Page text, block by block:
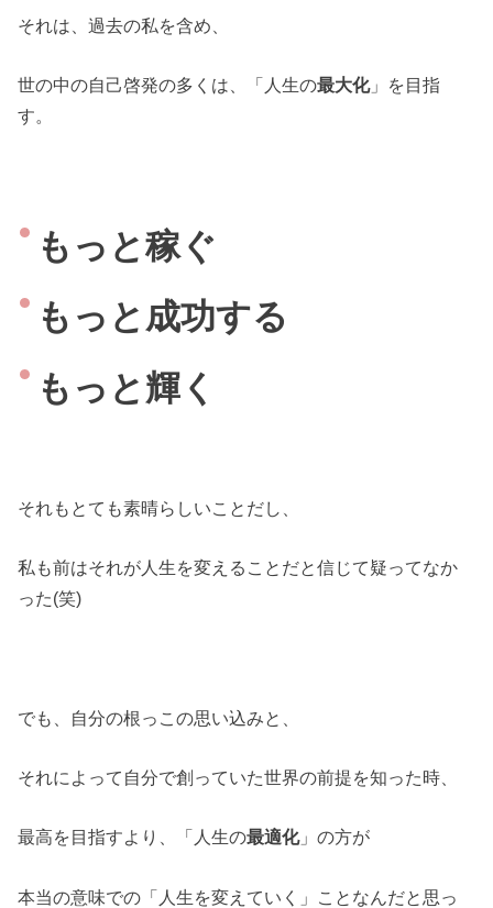
それは、過去の私を含め、
世の中の自己啓発の多くは、「人生の最大化」を目指
す。
もっと稼ぐ
もっと成功する
もっと輝く
それもとても素晴らしいことだし、
私も前はそれが人生を変えることだと信じて疑ってなか
った(笑)
でも、自分の根っこの思い込みと、
それによって自分で創っていた世界の前提を知った時、
最高を目指すより、「人生の最適化」の方が
本当の意味での「人生を変えていく」ことなんだと思っ